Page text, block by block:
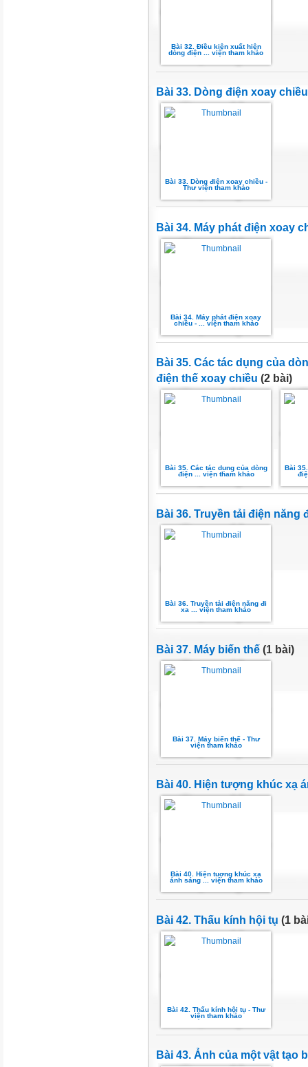
Bài 32. Điều kiện xuất hiện
dòng điện ... viện tham khảo
Bài 33. Dòng điện xoay chiều
Bài 33. Dòng điện xoay chiều -
Thư viện tham khảo
Bài 34. Máy phát điện xoay
Bài 34. Máy phát điện xoay
chiều - ... viện tham khảo
Bài 35. Các tác dụng của
điện thế xoay chiều (2 bài)
Bài 35. Các tác dụng của dòng
điện ... viện tham khảo
Bài
Bài 36. Truyền tải điện năng
Bài 36. Truyền tải điện năng đi
xa ... viện tham khảo
Bài 37. Máy biến thế (1 bài)
Bài 37. Máy biến thế - Thư
viện tham khảo
Bài 40. Hiện tượng khúc xạ
Bài 40. Hiện tuợng khúc xạ
ánh sáng ... viện tham khảo
Bài 42. Thấu kính hội tụ (1
Bài 42. Thấu kính hội tụ - Thư
viện tham khảo
Bài 43. Ảnh của một vật tạo